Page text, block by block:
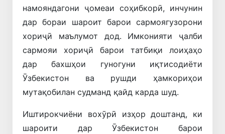
намояндагони ҷомеаи соҳибкорӣ, инчунин
дар бораи шароит барои сармоягузорони
хориҷӣ маълумот дод. Имконияти ҷалби
сармояи хориҷӣ барои татбиқи лоиҳаҳо
дар бахшҳои гуногуни иқтисодиёти
Ӯзбекистон ва рушди ҳамкориҳои
мутақобилан судманд қайд карда шуд.
Иштирокчиёни вохӯрӣ изҳор доштанд, ки
шароити дар Ӯзбекистон барои